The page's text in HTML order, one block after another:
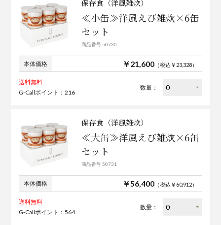
保存食（洋風雑炊）
≪小缶≫洋風えび雑炊×6缶
セット
商品番号 50730
本体価格 ￥21,600（税込￥23,328）
送料無料
G-Callポイント：216
数量：
保存食（洋風雑炊）
≪大缶≫洋風えび雑炊×6缶
セット
商品番号 50731
本体価格 ￥56,400（税込￥60,912）
送料無料
G-Callポイント：564
数量：